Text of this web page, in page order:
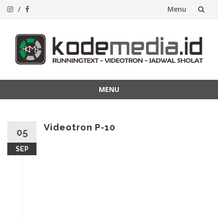
Menu
konten
MENU
05
SEP
Videotron P-10